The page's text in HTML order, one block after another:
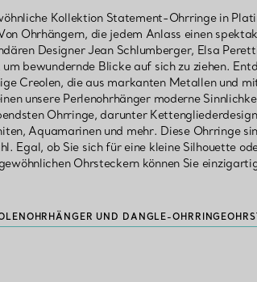
Kollektion Statement-Ohrringe in
Ohrhängern, die jedem Anlass einen
Designer Jean Schlumberger, Elsa
bewundernde Blicke auf sich zu ziehen.
Creolen, die aus markanten Metallen und
unsere Perlenohrhänger moderne
Ohrringe, darunter
Aquamarinen und mehr. Diese Ohrringe
Egal, ob Sie sich für eine kleine Silhouette
Ohrsteckern können Sie
OHRHÄNGER UND DANGLE-OHRRINGE